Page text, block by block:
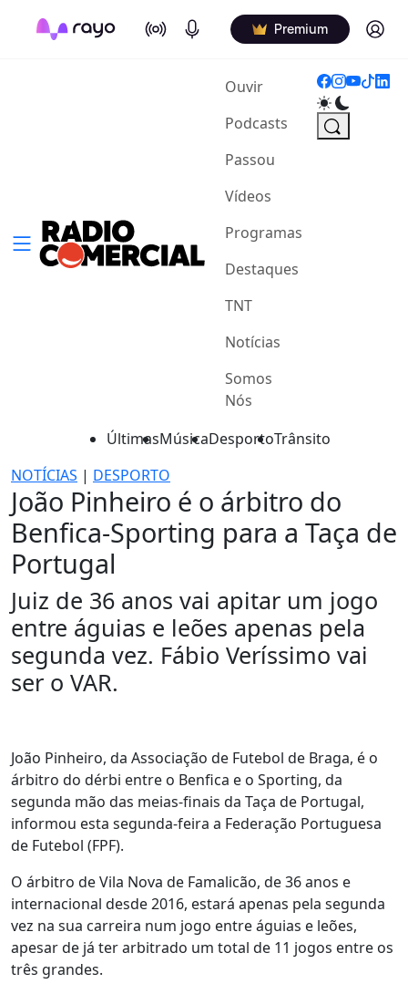
On Air Podcasts Premium Log in
Ouvir(current)
Podcasts
Passou
Vídeos
Programas
Destaques
TNT
Notícias
Somos
Nós
ÚltimasMúsicaDesportoTrânsito
NOTÍCIAS | DESPORTO
João Pinheiro é o árbitro do
Benfica-Sporting para a Taça de
Portugal
Juiz de 36 anos vai apitar um jogo
entre águias e leões apenas pela
segunda vez. Fábio Veríssimo vai
ser o VAR.
João Pinheiro, da Associação de Futebol de Braga, é o
árbitro do dérbi entre o Benfica e o Sporting, da
segunda mão das meias-finais da Taça de Portugal,
informou esta segunda-feira a Federação Portuguesa
de Futebol (FPF).
O árbitro de Vila Nova de Famalicão, de 36 anos e
internacional desde 2016, estará apenas pela segunda
vez na sua carreira num jogo entre águias e leões,
apesar de já ter arbitrado um total de 11 jogos entre os
três grandes.